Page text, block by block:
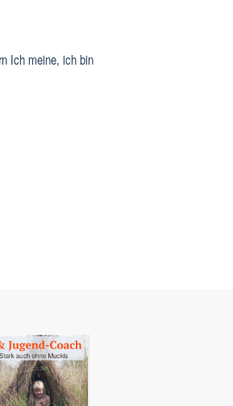
Ich meine, ich bin